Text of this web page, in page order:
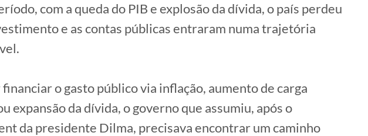
com a queda do PIB e explosão da dívida, o país perdeu
e as contas públicas entraram numa trajetória
o gasto público via inflação, aumento de carga
expansão da dívida, o governo que assumiu, após o
da presidente Dilma, precisava encontrar um caminho